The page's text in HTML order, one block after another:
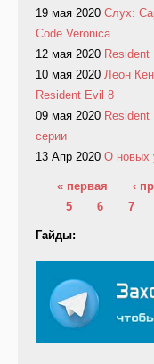
19 мая 2020 Слух:
Code Veronica
12 мая 2020
10 мая 2020 Леон
Resident Evil 8
09 мая 2020 Resident
серии
13 Апр 2020 О новых
« первая ‹
5
6 7
Гайды: